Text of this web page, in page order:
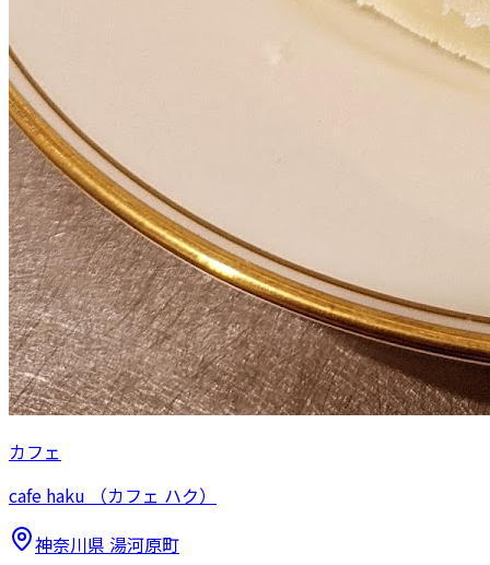
カフェ
cafe haku （カフェ ハク）
神奈川県 湯河原町